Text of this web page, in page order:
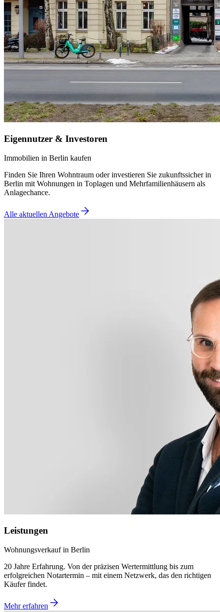
Eigennutzer & Investoren
Immobilien in Berlin kaufen
Finden Sie Ihren Wohntraum oder investieren Sie zukunftssicher in
Berlin mit Wohnungen in Toplagen und Mehrfamilienhäusern als
Anlagechance.
Alle aktuellen Angebote
Leistungen
Wohnungsverkauf in Berlin
20 Jahre Erfahrung. Von der präzisen Wertermittlung bis zum
erfolgreichen Notartermin – mit einem Netzwerk, das den richtigen
Käufer findet.
Mehr erfahren